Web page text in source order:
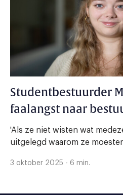
Studentbestuurder
faalangst naar
'Als ze niet wisten wat
uitgelegd waarom ze
3 oktober 2025 - 6 min.